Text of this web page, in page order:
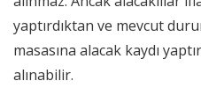
yaptırdıktan ve mevcut
masasına alacak kaydı
alınabilir.